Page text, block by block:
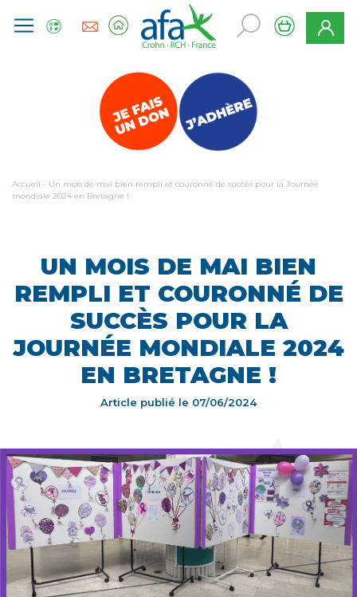
Accueil - Un mois de mai bien rempli et couronné de succès pour la Journée
mondiale 2024 en Bretagne !
UN MOIS DE MAI BIEN
REMPLI ET COURONNÉ DE
SUCCÈS POUR LA
JOURNÉE MONDIALE 2024
EN BRETAGNE !
Article publié le 07/06/2024